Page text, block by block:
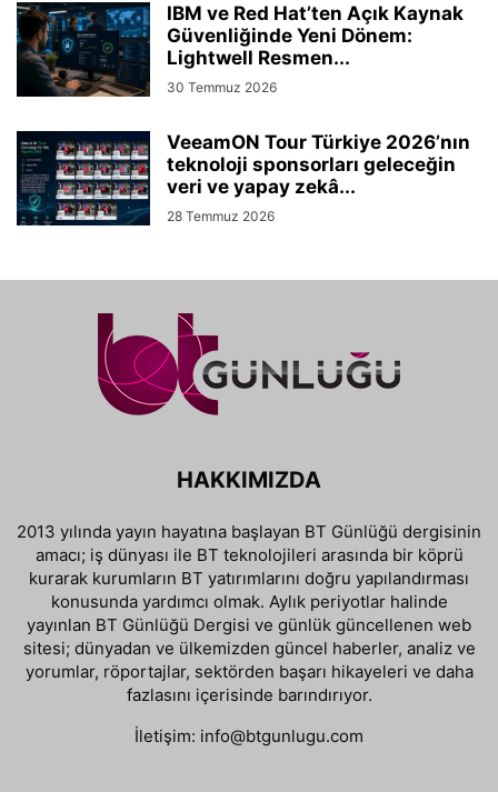
IBM ve Red Hat’ten Açık Kaynak
Güvenliğinde Yeni Dönem:
Lightwell Resmen...
30 Temmuz 2026
VeeamON Tour Türkiye 2026’nın
teknoloji sponsorları geleceğin
veri ve yapay zekâ...
28 Temmuz 2026
HAKKIMIZDA
2013 yılında yayın hayatına başlayan BT Günlüğü dergisinin
amacı; iş dünyası ile BT teknolojileri arasında bir köprü
kurarak kurumların BT yatırımlarını doğru yapılandırması
konusunda yardımcı olmak. Aylık periyotlar halinde
yayınlan BT Günlüğü Dergisi ve günlük güncellenen web
sitesi; dünyadan ve ülkemizden güncel haberler, analiz ve
yorumlar, röportajlar, sektörden başarı hikayeleri ve daha
fazlasını içerisinde barındırıyor.
İletişim: info@btgunlugu.com